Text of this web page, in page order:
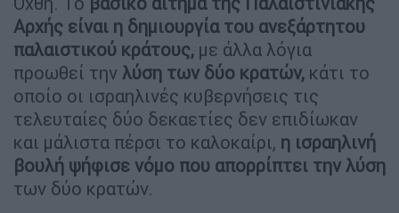
Αρχής είναι η δημιουργία του ανεξάρτητου
παλαιστικού κράτους, με άλλα λόγια
προωθεί την λύση των δύο κρατών, κάτι το
οποίο οι ισραηλινές κυβερνήσεις τις
τελευταίες δύο δεκαετίες δεν επιδίωκαν
και μάλιστα πέρσι το καλοκαίρι, η ισραηλινή
βουλή ψήφισε νόμο που απορρίπτει την λύση
των δύο κρατών.